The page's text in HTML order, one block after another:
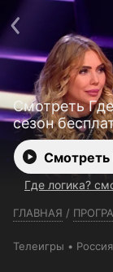
Смотреть
сезон
Смотреть
Где логика?
ГЛАВНАЯ /
Телеигры Россия
Политика
Ввести промокод